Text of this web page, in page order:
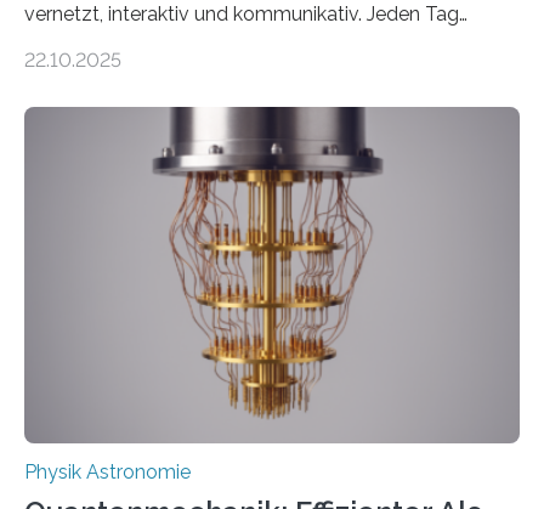
vernetzt, interaktiv und kommunikativ. Jeden Tag
oft von Autor*innen, die eng zusammenarbeiten. Neue
werden schnell weiterentwickelt. Dies ist der Alltag in
der Forschung der Quantentheorie, die dieses Jahr 100
Jahre alt geworden ist, weshalb die UNESCO 2025 zum
Internationalen Jahr der Quantenwissenschaft und -
technologie ausgerufen hat. Doch nun hat eine
internationale Forschungsgruppe um den
22.10.2025
Physik Astronomie